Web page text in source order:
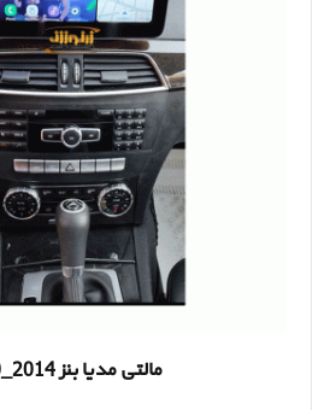
مالتی مدیا بنز c200_2014